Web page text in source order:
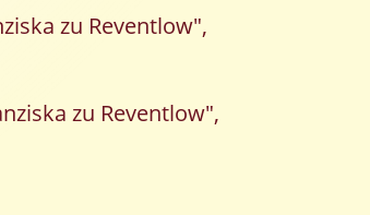
zu Reventlow",
zu Reventlow",